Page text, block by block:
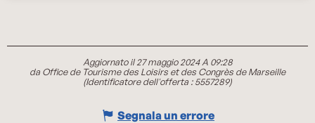
Aggiornato il 27 maggio 2024 A 09:28
da Office de Tourisme des Loisirs et des Congrès de Marseille
(Identificatore dell'offerta :5557289)
Segnala un errore